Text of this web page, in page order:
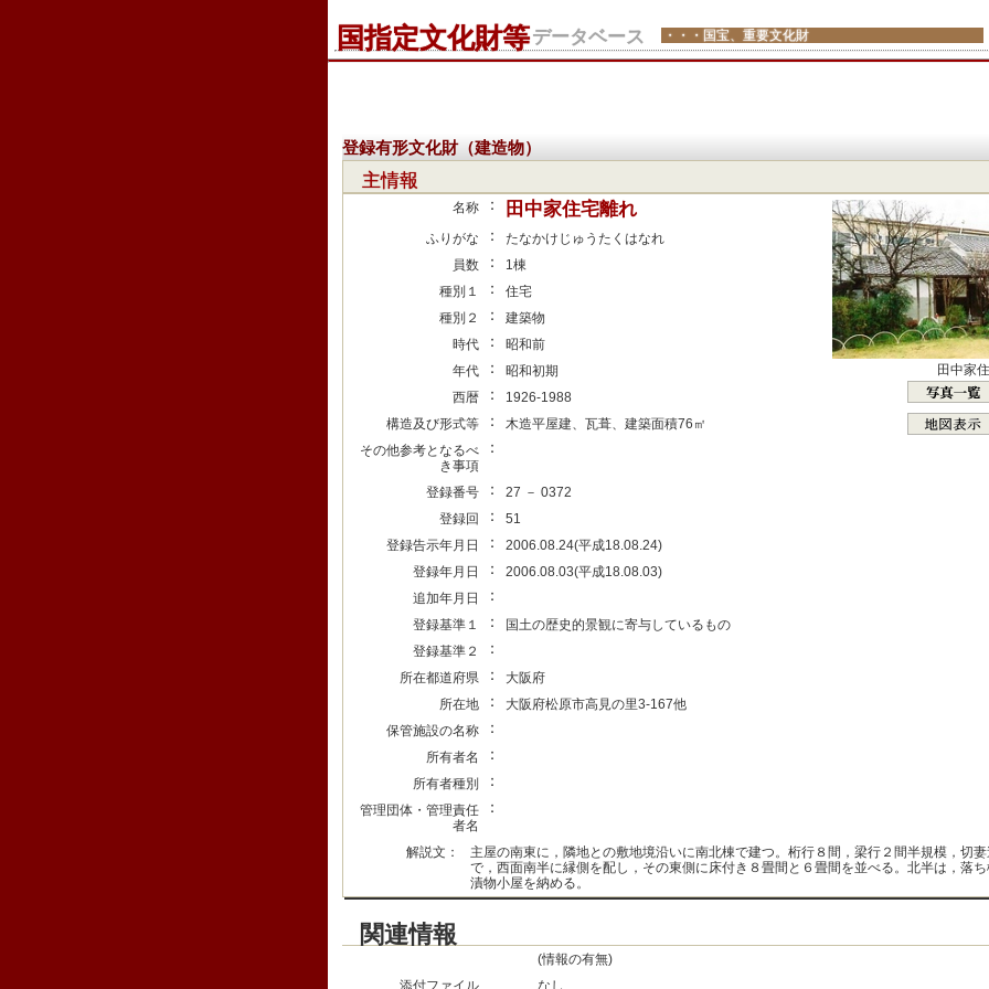
国指定文化財等データベース ・・・国宝、重要文化財
登録有形文化財（建造物）
主情報
名称 ： 田中家住宅離れ
ふりがな ：
たなかけじゅうたくはなれ
員数
：
1棟
種別１
：
住宅
種別２
：
建築物
時代
：
昭和前
年代
：
昭和初期
西暦
：
1926-1988
構造及び形式等
：
木造平屋建、瓦葺、建築面積76㎡
その他参考となるべ
き事項
：
登録番号 ：
27 － 0372
登録回
：
51
登録告示年月日
：
2006.08.24(平成18.08.24)
登録年月日
：
2006.08.03(平成18.08.03)
追加年月日
：
登録基準１ ：
国土の歴史的景観に寄与しているもの
登録基準２
：
所在都道府県 ：
大阪府
所在地
：
大阪府松原市高見の里3-167他
保管施設の名称
：
所有者名 ：
所有者種別 ：
管理団体・管理責任
者名
：
田中家
解説文：
主屋の南東に，隣地との敷地境沿いに南北棟で建つ。桁行８間，梁行２間半規模，切
で，西面南半に縁側を配し，その東側に床付き８畳間と６畳間を並べる。北半は，落
漬物小屋を納める。
関連情報
(情報の有無)
添付ファイル
なし